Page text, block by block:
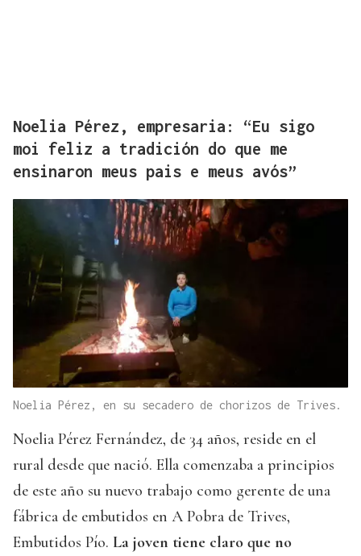
Noelia Pérez, empresaria: “Eu sigo
moi feliz a tradición do que me
ensinaron meus pais e meus avós”
Noelia Pérez, en su secadero de chorizos de Trives.
Noelia Pérez Fernández, de 34 años, reside en el
rural desde que nació. Ella comenzaba a principios
de este año su nuevo trabajo como gerente de una
fábrica de embutidos en A Pobra de Trives,
Embutidos Pío. La joven tiene claro que no